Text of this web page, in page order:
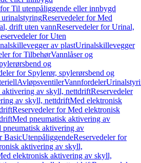
Til utenpåliggende eller innbygd
Reservedeler for Med
drift uten vannReservedeler for Urinal,
for Uten
av plastUrinalskillevegger
for TilbehørVannlåser og
og
for Spylerør, spylerørsbend og
AvløpsventilerVannfordeler
av skyll, nettdriftReservedeler
av skyll, nettdriftMed elektronisk
Reservedeler for Med elektronisk
Med pneumatisk aktivering av
pneumatisk aktivering av
BasicUtenpåliggendeReservedeler for
aktivering av skyll,
elektronisk aktivering av skyll,